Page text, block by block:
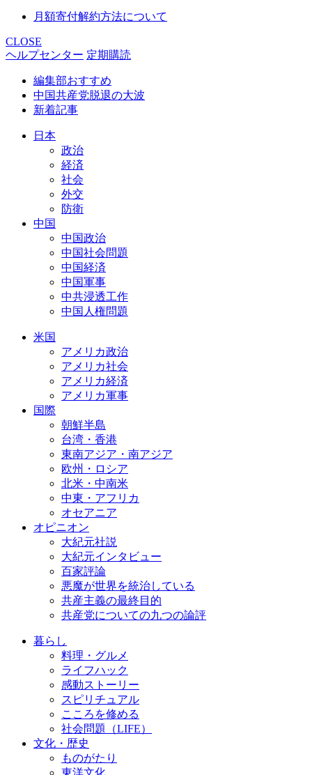
月額寄付解約方法について
CLOSE
ヘルプセンター 定期購読
編集部おすすめ
中国共産党脱退の大波
新着記事
日本
政治
経済
社会
外交
防衛
中国
中国政治
中国社会問題
中国経済
中国軍事
中共浸透工作
中国人権問題
米国
アメリカ政治
アメリカ社会
アメリカ経済
アメリカ軍事
国際
朝鮮半島
台湾・香港
東南アジア・南アジア
欧州・ロシア
北米・中南米
中東・アフリカ
オセアニア
オピニオン
大紀元社説
大紀元インタビュー
百家評論
悪魔が世界を統治している
共産主義の最終目的
共産党についての九つの論評
暮らし
料理・グルメ
ライフハック
感動ストーリー
スピリチュアル
こころを修める
社会問題（LIFE）
文化・歴史
ものがたり